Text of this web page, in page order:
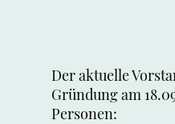
Der aktuelle
Gründung am
Personen: